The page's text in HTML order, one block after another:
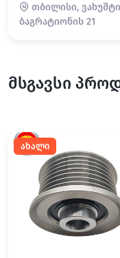
თბილისი, ვახუშტი
ბაგრატიონის 21
მსგავსი
ახალი